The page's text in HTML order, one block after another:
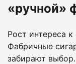
«ручной»
Рост интереса
Фабричные
забирают